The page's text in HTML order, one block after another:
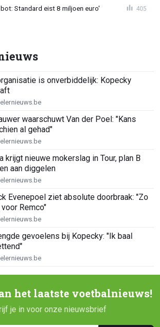
Standard eist 8 miljoen euro' 405
is onverbiddelijk: Kopecky
waarschuwt Van der Poel: "Kans
al gehad"
krijgt nieuwe mokerslag in Tour, plan B
aan diggelen
Evenepoel ziet absolute doorbraak: "Zo
Remco"
gevoelens bij Kopecky: "Ik baal
het laatste voetbalnieuws!
je in voor onze nieuwsbrief